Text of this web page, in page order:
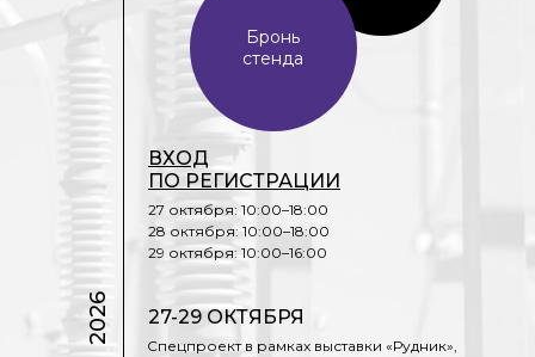
27-29 ОКТЯБРЯ
Спецпроект в рамках выставки «Рудник»,
Бронь
стенда
2026
ВХОД
ПО РЕГИСТРАЦИИ
27 октября: 10:00–18:00
28 октября: 10:00–18:00
29 октября: 10:00–16:00